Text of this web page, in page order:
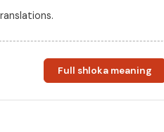
Full shloka meaning